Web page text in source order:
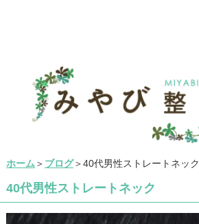
ホーム ＞ ブログ＞40代男性ストレートネック
40代男性ストレートネック